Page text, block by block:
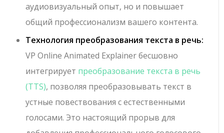
аудиовизуальный опыт, но и повышает
общий профессионализм вашего контента.
Технология преобразования текста в речь:
VP Online Animated Explainer бесшовно
интегрирует преобразование текста в речь
(TTS), позволяя преобразовывать текст в
устные повествования с естественными
голосами. Это настоящий прорыв для